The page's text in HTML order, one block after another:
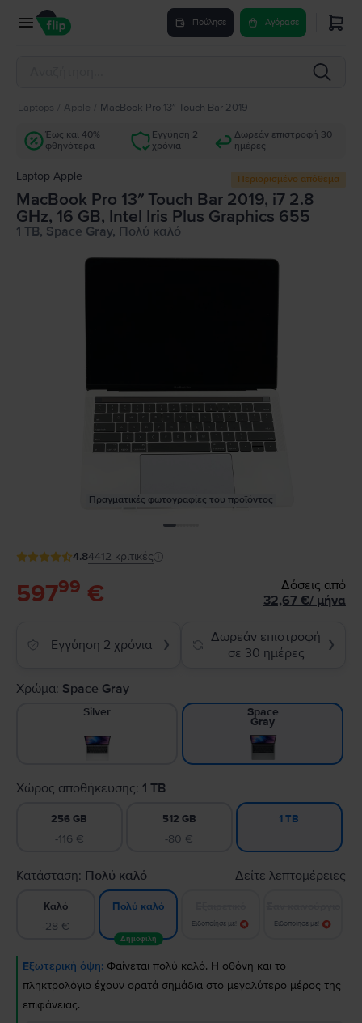
Πούλησε Αγόρασε
Laptops Apple MacBook Pro 13″ Touch Bar 2019
Έως και 40%
φθηνότερα
Εγγύηση 2
χρόνια
Δωρεάν επιστροφή 30
ημέρες
Laptop Apple Περιορισμένο απόθεμα
MacBook Pro 13″ Touch Bar 2019, i7 2.8
GHz, 16 GB, Intel Iris Plus Graphics 655
1 TB, Space Gray, Πολύ καλό
Πραγματικές φωτογραφίες του προϊόντος
4.84412 κριτικές
59799 €
Δόσεις από
32,67 €/ μήνα
Εγγύηση 2 χρόνια ❯
Δωρεάν επιστροφή
σε 30 ημέρες
❯
Χρώμα: Space Gray
Silver Space
Gray
Χώρος αποθήκευσης: 1 TB
256 GB
-116 €
512 GB
-80 €
1 TB
Κατάσταση: Πολύ καλό Δείτε λεπτομέρειες
Καλό
-28 €
Πολύ καλό
Δημοφιλή
Ειδοποίησε με! Ειδοποίησε με!
Εξωτερική όψη: Φαίνεται πολύ καλό. Η οθόνη και το
πληκτρολόγιο έχουν ορατά σημάδια στο μεγαλύτερο μέρος της
επιφάνειας.